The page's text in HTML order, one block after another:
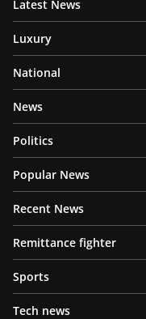
Latest News
Luxury
National
News
Politics
Popular News
Recent News
Remittance fighter
Sports
Tech news